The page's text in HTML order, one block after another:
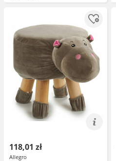
118,01 zł
Allegro